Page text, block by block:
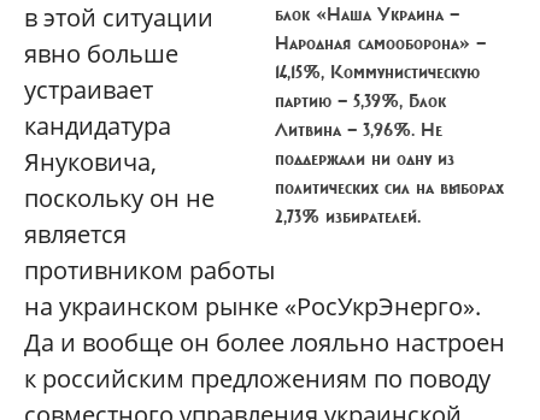
блок «Наша Украина —
Народная самооборона» —
14,15%, Коммунистическую
партию — 5,39%, Блок
Литвина — 3,96%. Не
поддержали ни одну из
политических сил на выборах
2,73% избирателей.
в этой ситуации
явно больше
устраивает
кандидатура
Януковича,
поскольку он не
является
противником работы
на украинском рынке «РосУкрЭнерго».
Да и вообще он более лояльно настроен
к российским предложениям по поводу